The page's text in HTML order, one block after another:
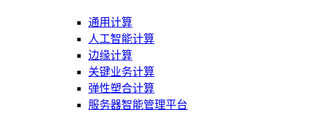
通用计算
人工智能计算
边缘计算
关键业务计算
弹性塑合计算
服务器智能管理平台